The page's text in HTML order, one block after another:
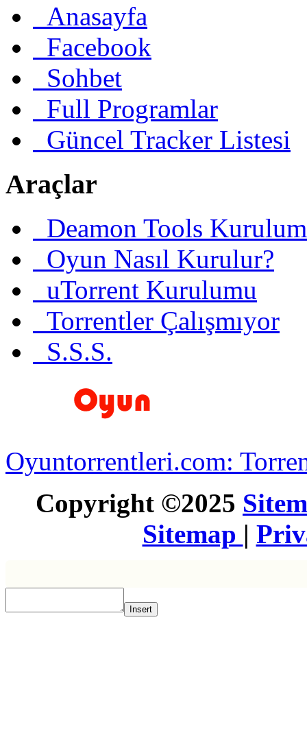
Anasayfa
Facebook
Sohbet
Full Programlar
Güncel Tracker Listesi
Araçlar
Deamon Tools
Oyun Nasıl Kurulur?
uTorrent Kurulumu
Torrentler Çalışmıyor
S.S.S.
Oyuntorrentleri.com:
Copyright ©2025
Sitemap |
Insert